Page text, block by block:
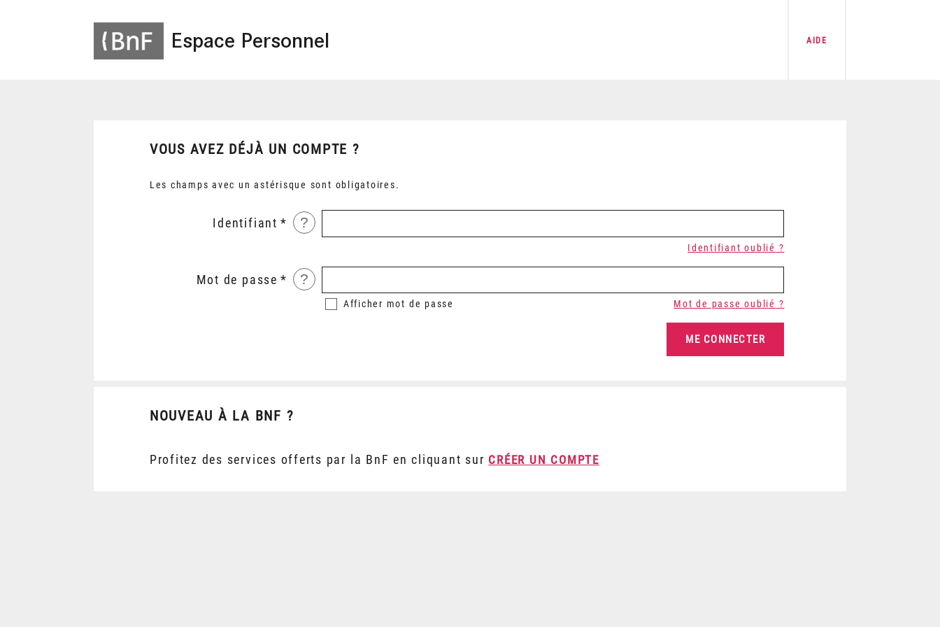
Espace Personnel AIDE
VOUS AVEZ DÉJÀ UN COMPTE ?
Les champs avec un astérisque sont obligatoires.
Identifiant ?
Identifiant oublié ?
Mot de passe ?
Afficher mot de passe Mot de passe oublié ?
NOUVEAU À LA BNF ?
Profitez des services offerts par la BnF en cliquant sur CRÉER UN COMPTE